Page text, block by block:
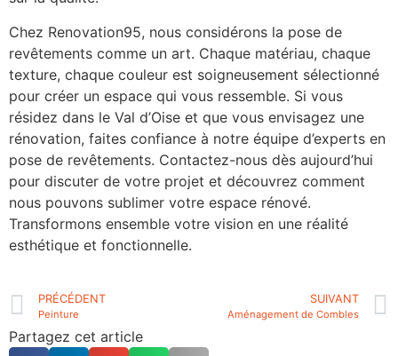
Chez Renovation95, nous considérons la pose de
revêtements comme un art. Chaque matériau, chaque
texture, chaque couleur est soigneusement sélectionné
pour créer un espace qui vous ressemble. Si vous
résidez dans le Val d’Oise et que vous envisagez une
rénovation, faites confiance à notre équipe d’experts en
pose de revêtements. Contactez-nous dès aujourd’hui
pour discuter de votre projet et découvrez comment
nous pouvons sublimer votre espace rénové.
Transformons ensemble votre vision en une réalité
esthétique et fonctionnelle.
PRÉCÉDENT
Peinture
SUIVANT
Aménagement de Combles
Partagez cet article